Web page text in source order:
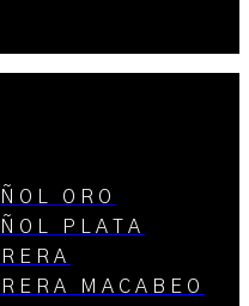
ORO
PLATA
MACABEO